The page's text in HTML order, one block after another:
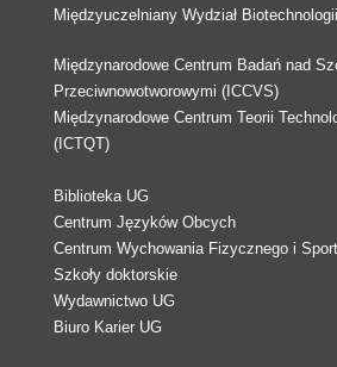
Międzyuczelniany Wydział Biotechnologii
Międzynarodowe Centrum Badań nad
Przeciwnowotworowymi (ICCVS)
Międzynarodowe Centrum Teorii
(ICTQT)
Biblioteka UG
Centrum Języków Obcych
Centrum Wychowania Fizycznego i
Szkoły doktorskie
Wydawnictwo UG
Biuro Karier UG